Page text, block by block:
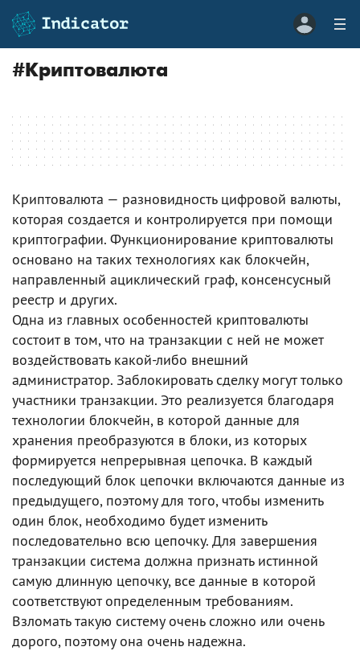
#Криптовалюта
Криптовалюта — разновидность цифровой валюты,
которая создается и контролируется при помощи
криптографии. Функционирование криптовалюты
основано на таких технологиях как блокчейн,
направленный ациклический граф, консенсусный
реестр и других.
Одна из главных особенностей криптовалюты
состоит в том, что на транзакции с ней не может
воздействовать какой-либо внешний
администратор. Заблокировать сделку могут только
участники транзакции. Это реализуется благодаря
технологии блокчейн, в которой данные для
хранения преобразуются в блоки, из которых
формируется непрерывная цепочка. В каждый
последующий блок цепочки включаются данные из
предыдущего, поэтому для того, чтобы изменить
один блок, необходимо будет изменить
последовательно всю цепочку. Для завершения
транзакции система должна признать истинной
самую длинную цепочку, все данные в которой
соответствуют определенным требованиям.
Взломать такую систему очень сложно или очень
дорого, поэтому она очень надежна.